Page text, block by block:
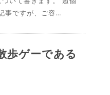
事ですが、ご容…
歩ゲーである